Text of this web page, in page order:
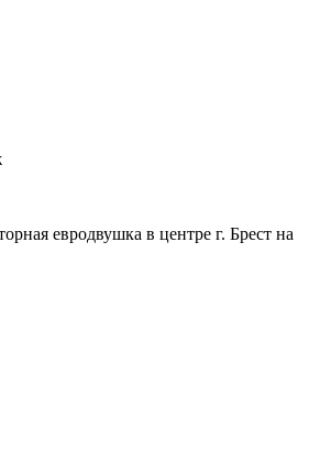
евродвушка в центре г. Брест на